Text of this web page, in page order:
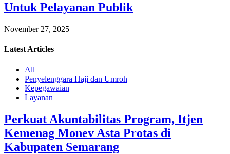
Untuk Pelayanan Publik
November 27, 2025
Latest Articles
All
Penyelenggara Haji dan Umroh
Kepegawaian
Layanan
Perkuat Akuntabilitas Program, Itjen
Kemenag Monev Asta Protas di
Kabupaten Semarang